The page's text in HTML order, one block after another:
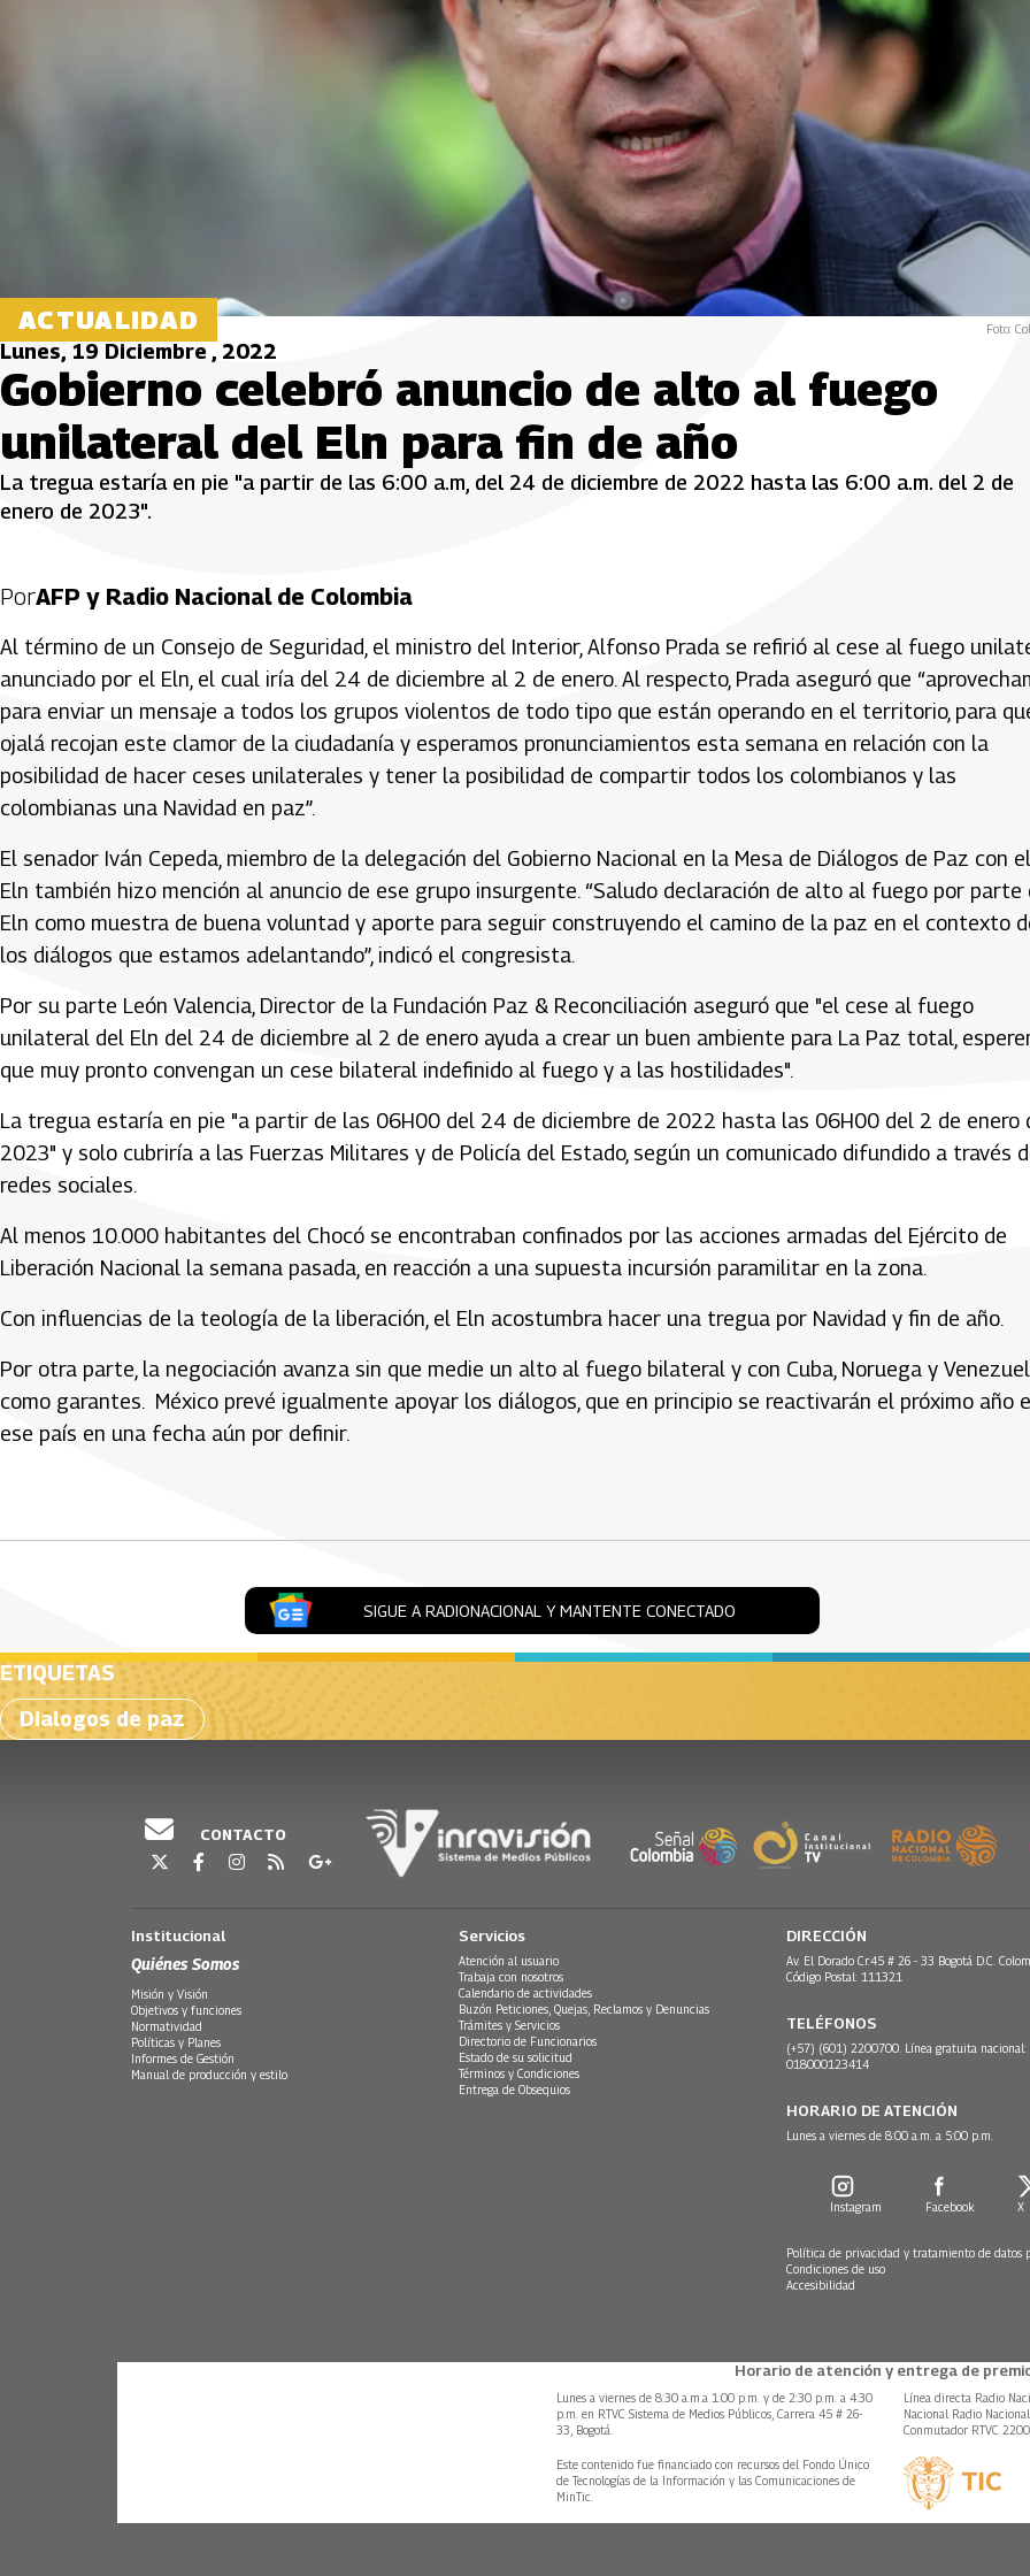
ACTUALIDAD Foto:
Lunes, 19 Diciembre , 2022
Gobierno celebró anuncio de alto al fuego
unilateral del Eln para fin de año
La tregua estaría en pie "a partir de las 6:00 a.m, del 24 de diciembre de 2022 hasta las 6:00 a.m. del 2 de
enero de 2023".
PorAFP y Radio Nacional de Colombia
Al término de un Consejo de Seguridad, el ministro del Interior, Alfonso Prada se refirió al cese al fuego
anunciado por el Eln, el cual iría del 24 de diciembre al 2 de enero. Al respecto, Prada aseguró que
para enviar un mensaje a todos los grupos violentos de todo tipo que están operando en el territorio, para
ojalá recojan este clamor de la ciudadanía y esperamos pronunciamientos esta semana en relación con la
posibilidad de hacer ceses unilaterales y tener la posibilidad de compartir todos los colombianos y las
colombianas una Navidad en paz”.
El senador Iván Cepeda, miembro de la delegación del Gobierno Nacional en la Mesa de Diálogos de Paz con el
Eln también hizo mención al anuncio de ese grupo insurgente. “Saludo declaración de alto al fuego por parte
Eln como muestra de buena voluntad y aporte para seguir construyendo el camino de la paz en el contexto
los diálogos que estamos adelantando”, indicó el congresista.
Por su parte León Valencia, Director de la Fundación Paz & Reconciliación aseguró que "el cese al fuego
unilateral del Eln del 24 de diciembre al 2 de enero ayuda a crear un buen ambiente para La Paz total,
que muy pronto convengan un cese bilateral indefinido al fuego y a las hostilidades".
La tregua estaría en pie "a partir de las 06H00 del 24 de diciembre de 2022 hasta las 06H00 del 2 de enero
2023" y solo cubriría a las Fuerzas Militares y de Policía del Estado, según un comunicado difundido a través
redes sociales.
Al menos 10.000 habitantes del Chocó se encontraban confinados por las acciones armadas del Ejército de
Liberación Nacional la semana pasada, en reacción a una supuesta incursión paramilitar en la zona.
Con influencias de la teología de la liberación, el Eln acostumbra hacer una tregua por Navidad y fin de año.
Por otra parte, la negociación avanza sin que medie un alto al fuego bilateral y con Cuba, Noruega y
como garantes. México prevé igualmente apoyar los diálogos, que en principio se reactivarán el próximo año
ese país en una fecha aún por definir.
SIGUE A RADIONACIONAL Y MANTENTE CONECTADO
ETIQUETAS
Dialogos de paz
CONTACTO
Institucional
Quiénes Somos
Misión y Visión
Objetivos y funciones
Normatividad
Políticas y Planes
Informes de Gestión
Manual de producción y estilo
Servicios
Atención al usuario
Trabaja con nosotros
Calendario de actividades
Buzón Peticiones, Quejas, Reclamos y Denuncias
Trámites y Servicios
Directorio de Funcionarios
Estado de su solicitud
Términos y Condiciones
Entrega de Obsequios
DIRECCIÓN
Av. El Dorado Cr.45 # 26 - 33 Bogotá D.C.
Código Postal: 111321
TELÉFONOS
(+57) (601) 2200700. Línea gratuita nacional:
018000123414
HORARIO DE ATENCIÓN
Lunes a viernes de 8:00 a.m. a 5:00 p.m.
Instagram Facebook X
Política de privacidad y tratamiento de datos
Condiciones de uso
Accesibilidad
Horario de atención y entrega de
Lunes a viernes de 8:30 a.m.a 1:00 p.m. y de 2:30 p.m. a 4:30
p.m. en RTVC Sistema de Medios Públicos, Carrera 45 # 26-
33, Bogotá.
Línea directa Radio
Nacional Radio
Conmutador RTVC
Este contenido fue financiado con recursos del Fondo Único
de Tecnologías de la Información y las Comunicaciones de
MinTic.